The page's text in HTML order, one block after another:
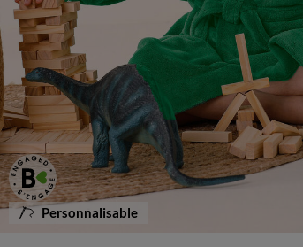
Personnalisable